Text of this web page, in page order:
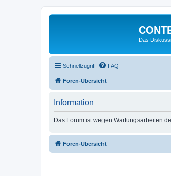
Das
Schnellzugriff FAQ
Foren-Übersicht
Information
Das Forum ist wegen Wartungsarbeiten
Foren-Übersicht